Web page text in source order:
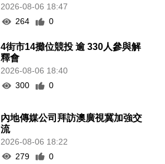
2026-08-06 18:47
264
0
4街市14攤位競投 逾 330人參與解
釋會
2026-08-06 18:40
300
0
內地傳媒公司拜訪澳廣視冀加強交
流
2026-08-06 18:22
279
0